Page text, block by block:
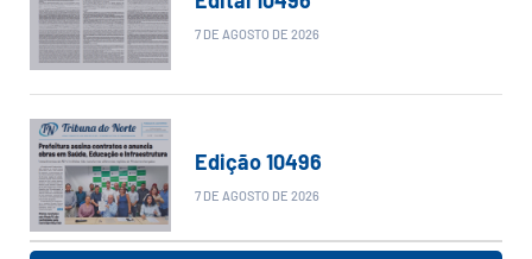
7 DE AGOSTO DE 2026
Edição 10496
7 DE AGOSTO DE 2026